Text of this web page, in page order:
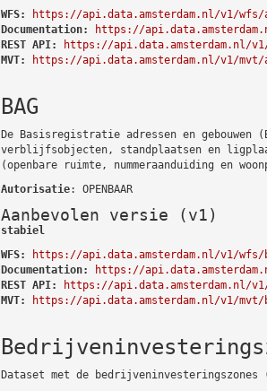
WFS:
https://api.data.amsterdam.nl/v1/wfs/
Documentation:
https://
REST API:
https://api.data.amsterdam.nl/v1/
MVT:
https://api.data.amsterdam.nl/v1/mvt/
BAG
De Basisregistratie adressen en gebouwen
verblijfsobjecten, standplaatsen en
(openbare ruimte, nummeraanduiding en
Autorisatie: OPENBAAR
Aanbevolen versie (v1)
stabiel
WFS:
https://api.data.amsterdam.nl/v1/wfs/
Documentation:
https://
REST API:
https://api.data.amsterdam.nl/
MVT:
https://api.data.amsterdam.nl/v1/mvt/
Dataset met de bedrijveninvesteringszones